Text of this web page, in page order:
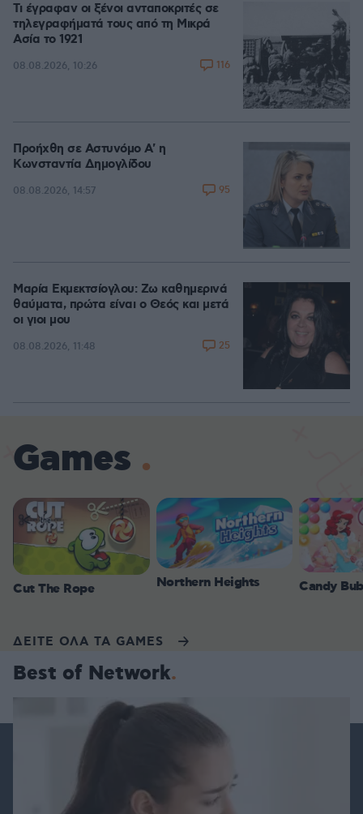
Τι έγραφαν οι ξένοι ανταποκριτές σε
τηλεγραφήματά τους από τη Μικρά
Ασία το 1921
08.08.2026, 10:26 116
Προήχθη σε Αστυνόμο Α' η
Κωνσταντία Δημογλίδου
08.08.2026, 14:57 95
Μαρία Εκμεκτσίογλου: Ζω καθημερινά
θαύματα, πρώτα είναι ο Θεός και μετά
οι γιοι μου
08.08.2026, 11:48 25
Games
Cut The Rope Northern Heights Candy
ΔΕΙΤΕ ΟΛΑ ΤΑ GAMES
Best of Network